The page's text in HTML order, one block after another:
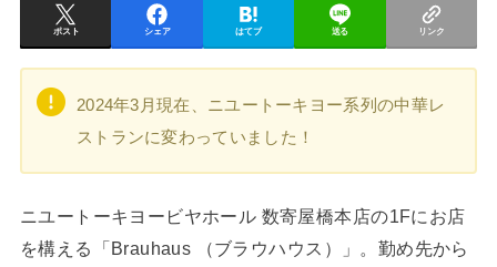
ポスト シェア はてブ 送る リンク
2024年3月現在、ニユートーキヨー系列の中華レ
ストランに変わっていました！
ニユートーキヨービヤホール 数寄屋橋本店の1Fにお店
を構える「Brauhaus （ブラウハウス）」。勤め先から